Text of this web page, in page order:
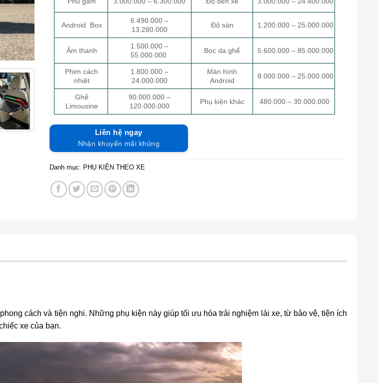
Android Box
6.490.000 –
13.280.000
Độ sàn 1.200.000 – 25.000.000
Âm thanh
1.500.000 –
55.000.000
Bọc da ghế 5.600.000 – 85.000.000
Phim cách
nhiệt
1.800.000 –
24.000.000
Màn hình
Android
8.000.000 – 25.000.000
Ghế
Limousine
90.000.000 –
120.000.000
Phụ kiện khác 480.000 – 30.000.000
Liên hệ ngay
Nhận khuyến mãi khủng
Danh mục: PHỤ KIỆN THEO XE
cách và tiện nghi. Những phụ kiện này giúp tối ưu hóa trải nghiệm lái xe, từ bảo vệ, tiện ích
xe của bạn.